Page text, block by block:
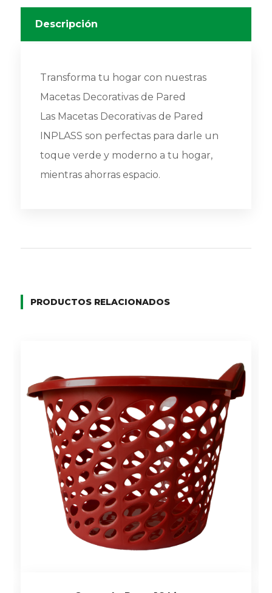
Descripción
Transforma tu hogar con nuestras
Macetas Decorativas de Pared
Las Macetas Decorativas de Pared
INPLASS son perfectas para darle un
toque verde y moderno a tu hogar,
mientras ahorras espacio.
PRODUCTOS RELACIONADOS